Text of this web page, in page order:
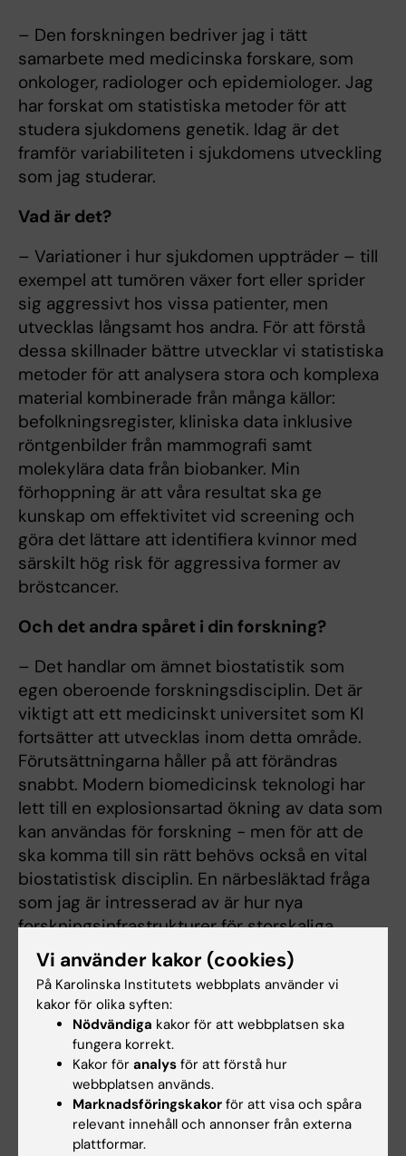
– Den forskningen bedriver jag i tätt
samarbete med medicinska forskare, som
onkologer, radiologer och epidemiologer. Jag
har forskat om statistiska metoder för att
studera sjukdomens genetik. Idag är det
framför variabiliteten i sjukdomens utveckling
som jag studerar.
Vad är det?
– Variationer i hur sjukdomen uppträder – till
exempel att tumören växer fort eller sprider
sig aggressivt hos vissa patienter, men
utvecklas långsamt hos andra. För att förstå
dessa skillnader bättre utvecklar vi statistiska
metoder för att analysera stora och komplexa
material kombinerade från många källor:
befolkningsregister, kliniska data inklusive
röntgenbilder från mammografi samt
molekylära data från biobanker. Min
förhoppning är att våra resultat ska ge
kunskap om effektivitet vid screening och
göra det lättare att identifiera kvinnor med
särskilt hög risk för aggressiva former av
bröstcancer.
Och det andra spåret i din forskning?
– Det handlar om ämnet biostatistik som
egen oberoende forskningsdisciplin. Det är
viktigt att ett medicinskt universitet som KI
fortsätter att utvecklas inom detta område.
Förutsättningarna håller på att förändras
snabbt. Modern biomedicinsk teknologi har
lett till en explosionsartad ökning av data som
kan användas för forskning - men för att de
ska komma till sin rätt behövs också en vital
biostatistisk disciplin. En närbesläktad fråga
som jag är intresserad av är hur nya
forskningsinfrastrukturer för storskaliga
beräkningar ska kunna utnyttjas mer effektivt
i medicinsk forskning.
Text: Anders Nilsson
Först publicerad i engelsk översättning i
skriften From Cell to Society 2019
Vi använder kakor (cookies)
På Karolinska Institutets webbplats använder vi
kakor för olika syften:
Nödvändiga kakor för att webbplatsen ska
fungera korrekt.
Kakor för analys för att förstå hur
webbplatsen används.
Marknadsföringskakor för att visa och spåra
relevant innehåll och annonser från externa
plattformar.